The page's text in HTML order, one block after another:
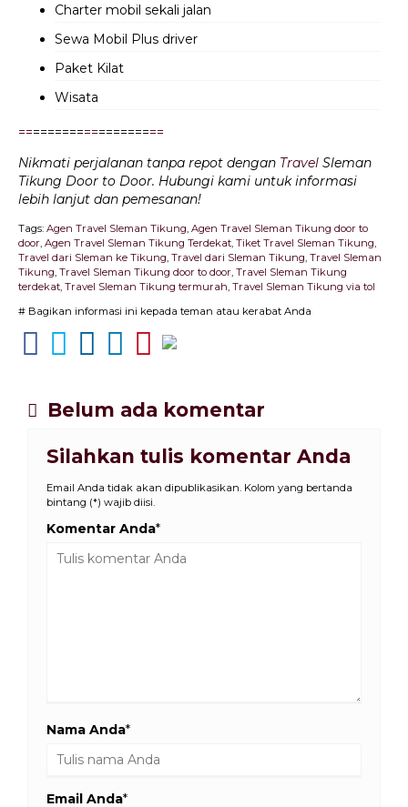
Charter mobil sekali jalan
Sewa Mobil Plus driver
Paket Kilat
Wisata
====================
Nikmati perjalanan tanpa repot dengan Travel Sleman
Tikung Door to Door. Hubungi kami untuk informasi
lebih lanjut dan pemesanan!
Tags: Agen Travel Sleman Tikung Agen Travel Sleman Tikung door to
door Agen Travel Sleman Tikung Terdekat Tiket Travel Sleman Tikung
Travel dari Sleman ke Tikung Travel dari Sleman Tikung Travel Sleman
Tikung Travel Sleman Tikung door to door Travel Sleman Tikung
terdekat Travel Sleman Tikung termurah Travel Sleman Tikung via tol
# Bagikan informasi ini kepada teman atau kerabat Anda
Belum ada komentar
Silahkan tulis komentar Anda
Email Anda tidak akan dipublikasikan. Kolom yang bertanda
bintang (*) wajib diisi.
Komentar Anda*
Nama Anda*
Email Anda*